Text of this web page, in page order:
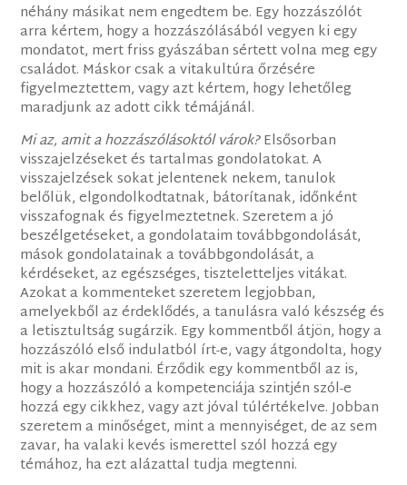
néhány másikat nem engedtem be. Egy hozzászólót
arra kértem, hogy a hozzászólásából vegyen ki egy
mondatot, mert friss gyászában sértett volna meg egy
családot. Máskor csak a vitakultúra őrzésére
figyelmeztettem, vagy azt kértem, hogy lehetőleg
maradjunk az adott cikk témájánál.
Mi az, amit a hozzászólásoktól várok?Elsősorban
visszajelzéseket és tartalmas gondolatokat. A
visszajelzések sokat jelentenek nekem, tanulok
belőlük, elgondolkodtatnak, bátorítanak, időnként
visszafognak és figyelmeztetnek. Szeretem a jó
beszélgetéseket, a gondolataim továbbgondolását,
mások gondolatainak a továbbgondolását, a
kérdéseket, az egészséges, tiszteletteljes vitákat.
Azokat a kommenteket szeretem legjobban,
amelyekből az érdeklődés, a tanulásra való készség és
a letisztultság sugárzik. Egy kommentből átjön, hogy a
hozzászóló első indulatból írt-e, vagy átgondolta, hogy
mit is akar mondani. Érződik egy kommentből az is,
hogy a hozzászóló a kompetenciája szintjén szól-e
hozzá egy cikkhez, vagy azt jóval túlértékelve. Jobban
szeretem a minőséget, mint a mennyiséget, de az sem
zavar, ha valaki kevés ismerettel szól hozzá egy
témához, ha ezt alázattal tudja megtenni.